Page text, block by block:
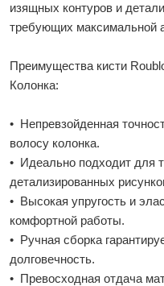
изящных контуров и
требующих максимальной
Преимущества кисти
Колонка:
• Непревзойденная
волосу колонка.
• Идеально подходит для
детализированных
• Высокая упругость и
комфортной работы.
• Ручная сборка
долговечность.
• Превосходная отдача